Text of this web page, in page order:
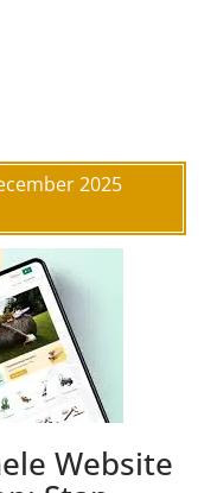
2025
Website